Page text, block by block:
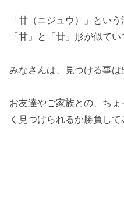
「 廿 （ニジュウ）」とい
「 甘 」と「 廿 」形が似て
みなさんは、見つける事は
お友達やご家族との、ち
く見つけられるか勝負して